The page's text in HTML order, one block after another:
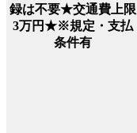
録は不要★交通費上限
3万円★※規定・支払
条件有